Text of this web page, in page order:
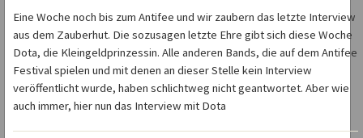
Eine Woche noch bis zum Antifee und wir zaubern das letzte Interview
aus dem Zauberhut. Die sozusagen letzte Ehre gibt sich diese Woche
Dota, die Kleingeldprinzessin. Alle anderen Bands, die auf dem Antifee
Festival spielen und mit denen an dieser Stelle kein Interview
veröffentlicht wurde, haben schlichtweg nicht geantwortet. Aber wie
auch immer, hier nun das Interview mit Dota